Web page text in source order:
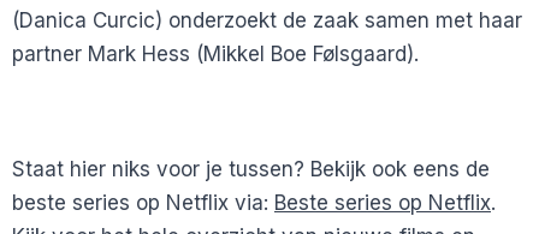
(Danica Curcic) onderzoekt de zaak samen met haar
partner Mark Hess (Mikkel Boe Følsgaard).
Staat hier niks voor je tussen? Bekijk ook eens de
beste series op Netflix via: Beste series op Netflix.